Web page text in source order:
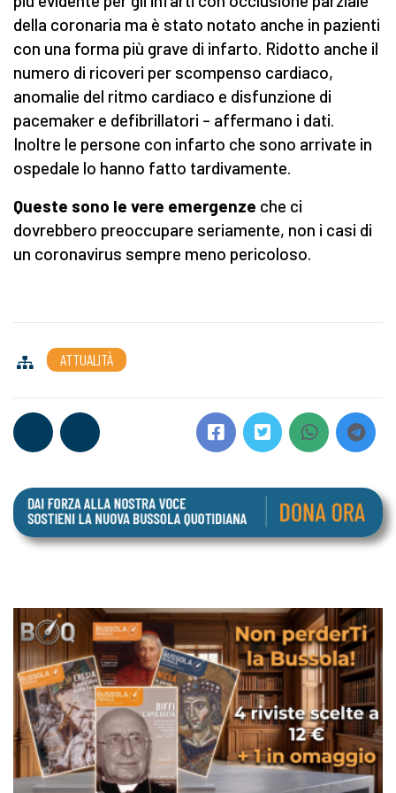
della coronaria ma è stato notato anche in pazienti
con una forma più grave di infarto. Ridotto anche il
numero di ricoveri per scompenso cardiaco,
anomalie del ritmo cardiaco e disfunzione di
pacemaker e defibrillatori – affermano i dati.
Inoltre le persone con infarto che sono arrivate in
ospedale lo hanno fatto tardivamente.
Queste sono le vere emergenze che ci
dovrebbero preoccupare seriamente, non i casi di
un coronavirus sempre meno pericoloso.
ATTUALITÀ